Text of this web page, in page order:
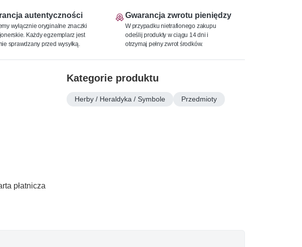
autentyczności
wyłącznie oryginalne znaczki
Każdy egzemplarz jest
sprawdzany przed wysyłką.
Gwarancja zwrotu pieniędzy
W przypadku nietrafionego zakupu
odeślij produkty w ciągu 14 dni i
otrzymaj pełny zwrot środków.
płatnicza
Kategorie produktu
Herby / Heraldyka / Symbole Przedmioty